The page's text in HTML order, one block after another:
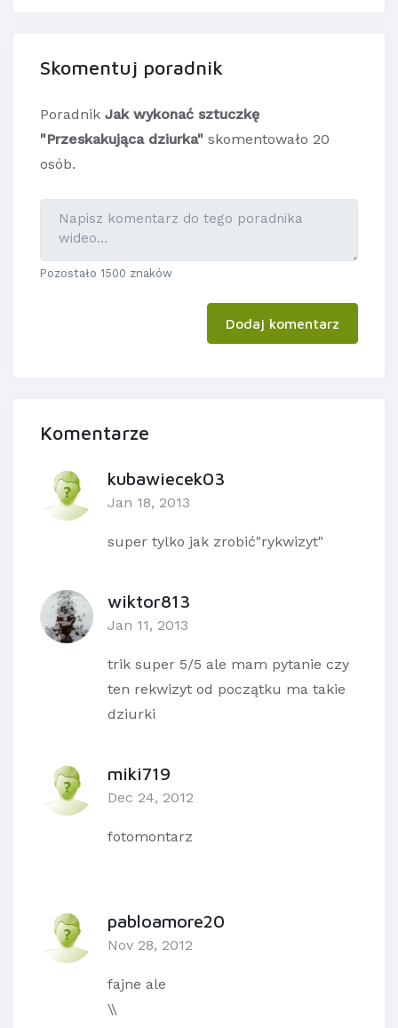
Skomentuj poradnik
Poradnik Jak wykonać sztuczkę
"Przeskakująca dziurka" skomentowało 20
osób.
Pozostało 1500 znaków
Dodaj komentarz
Komentarze
kubawiecek03
Jan 18, 2013
super tylko jak zrobić"rykwizyt"
wiktor813
Jan 11, 2013
trik super 5/5 ale mam pytanie czy
ten rekwizyt od początku ma takie
dziurki
miki719
Dec 24, 2012
fotomontarz
pabloamore20
Nov 28, 2012
fajne ale
\\